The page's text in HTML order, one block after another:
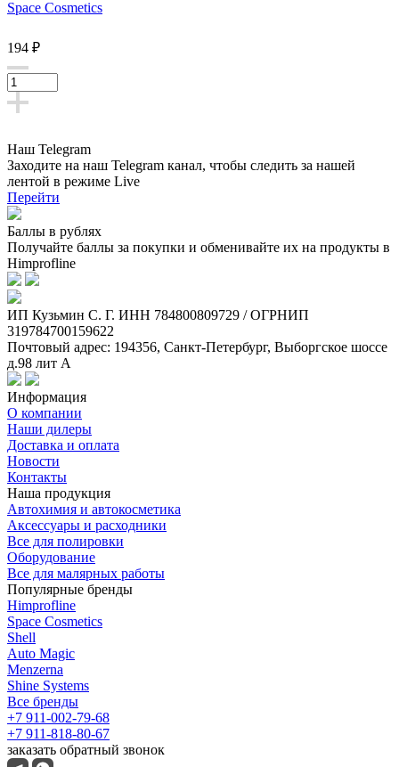
Space Cosmetics
194 ₽
Наш Telegram
Заходите на наш Telegram канал, чтобы следить за нашей
лентой в режиме Live
Перейти
Баллы в рублях
Получайте баллы за покупки и обменивайте их на продукты в
Himprofline
ИП Кузьмин C. Г. ИНН 784800809729 / ОГРНИП
319784700159622
Почтовый адрес: 194356, Санкт-Петербург, Выборгское шоссе
д.98 лит А
Информация
О компании
Наши дилеры
Доставка и оплата
Новости
Контакты
Наша продукция
Автохимия и автокосметика
Аксессуары и расходники
Все для полировки
Оборудование
Все для малярных работы
Популярные бренды
Himprofline
Space Cosmetics
Shell
Auto Magic
Menzerna
Shine Systems
Все бренды
+7 911-002-79-68
+7 911-818-80-67
заказать обратный звонок